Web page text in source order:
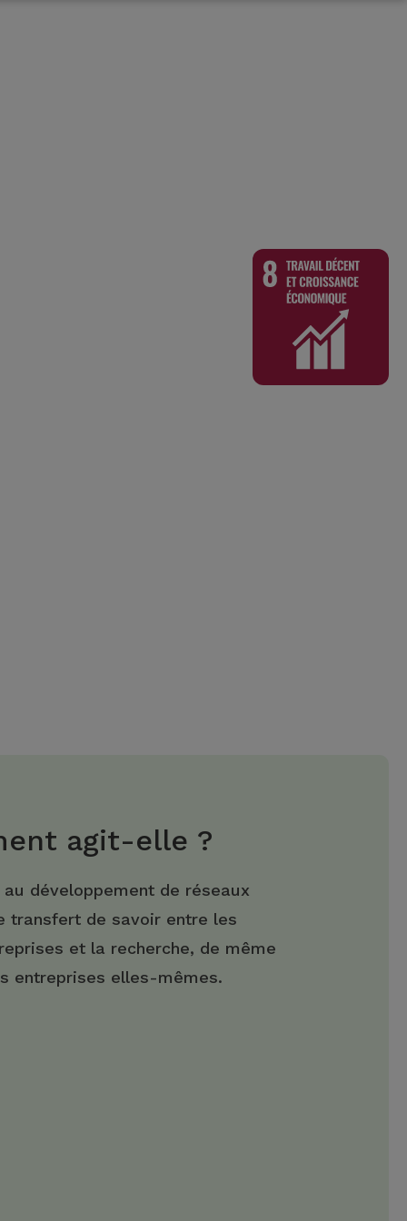
agit-elle ?
développement de réseaux
transfert de savoir entre les
et la recherche, de même
entreprises elles-mêmes.